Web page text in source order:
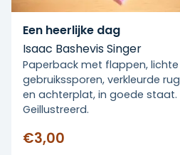
Een heerlijke dag
Isaac Bashevis Singer
Paperback met flappen, lichte
gebruikssporen, verkleurde rug
en achterplat, in goede staat.
Geillustreerd.
€3,00